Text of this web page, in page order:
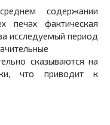
содержании
печах фактическая
исследуемый период
сказываются на
что приводит к